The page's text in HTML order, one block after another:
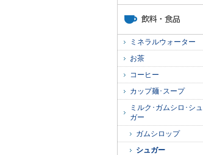
ミネラルウォーター
お茶
コーヒー
カップ麺･スープ
ミルク･ガムシロ･シュ
ガー
ガムシロップ
シュガー